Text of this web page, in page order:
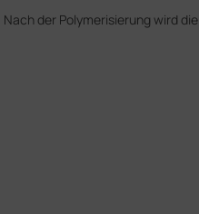
Nach der Polymerisierung wird